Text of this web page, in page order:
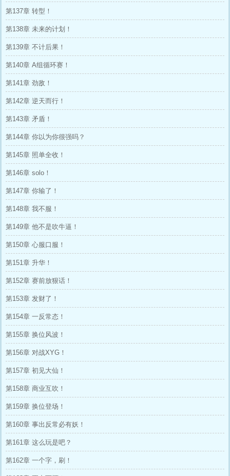
第137章 转型！
第138章 未来的计划！
第139章 不计后果！
第140章 A组循环赛！
第141章 劲敌！
第142章 逆天而行！
第143章 矛盾！
第144章 你以为你很强吗？
第145章 照单全收！
第146章 solo！
第147章 你输了！
第148章 我不服！
第149章 他不是吹牛逼！
第150章 心服口服！
第151章 升华！
第152章 赛前放狠话！
第153章 发财了！
第154章 一反常态！
第155章 换位风波！
第156章 对战XYG！
第157章 初见大仙！
第158章 商业互吹！
第159章 换位登场！
第160章 事出反常必有妖！
第161章 这么玩是吧？
第162章 一个字，刷！